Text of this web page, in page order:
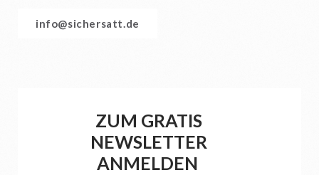
info@sichersatt.de
ZUM GRATIS
NEWSLETTER
ANMELDEN